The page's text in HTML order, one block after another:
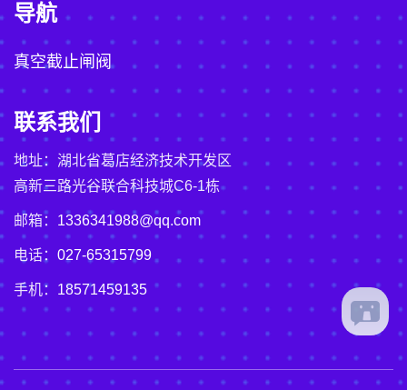
导航
真空截止闸阀
联系我们
地址：湖北省葛店经济技术开发区
高新三路光谷联合科技城C6-1栋
邮箱： 1336341988@qq.com
电话： 027-65315799
手机： 18571459135